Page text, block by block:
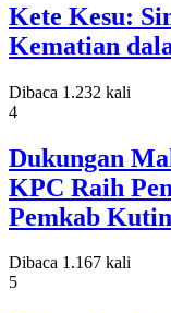
Kete Kesu:
Kematian
Dibaca 1.232 kali
4
Dukungan
KPC Raih
Pemkab
Dibaca 1.167 kali
5